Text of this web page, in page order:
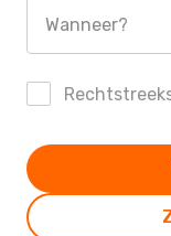
Wanneer?